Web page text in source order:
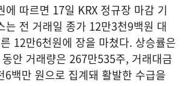
에 따르면 17일 KRX 정규장 마감 기
는 전 거래일 종가 12만3천9백원 대
12만6천원에 장을 마쳤다. 상승률은
안 거래량은 267만535주, 거래대금
6백만 원으로 집계돼 활발한 수급을